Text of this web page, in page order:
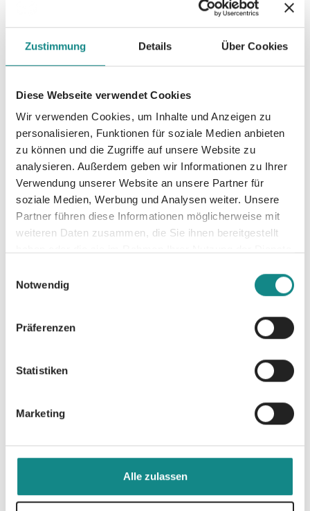
Zustimmung Details Über Cookies
Diese Webseite verwendet Cookies
Wir verwenden Cookies, um Inhalte und Anzeigen zu
personalisieren, Funktionen für soziale Medien anbieten
zu können und die Zugriffe auf unsere Website zu
analysieren. Außerdem geben wir Informationen zu Ihrer
Verwendung unserer Website an unsere Partner für
soziale Medien, Werbung und Analysen weiter. Unsere
Partner führen diese Informationen möglicherweise mit
weiteren Daten zusammen, die Sie ihnen bereitgestellt
Notwendig
Präferenzen
Statistiken
Marketing
Alle zulassen
(Arbeitsmappe)
Leenen, Heidi